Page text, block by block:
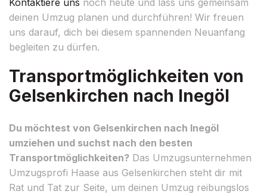
deinen Umzug planen und durchführen! Wir freuen
uns darauf, dich bei diesem spannenden Neuanfang
begleiten zu dürfen.
Transportmöglichkeiten von
Gelsenkirchen nach Inegöl
Du möchtest von Gelsenkirchen nach Inegöl
umziehen und suchst nach den besten
Transportmöglichkeiten? Das Umzugsunternehmen
Umzugsprofi Haase aus Gelsenkirchen steht dir mit
Rat und Tat zur Seite, um deinen Umzug reibungslos